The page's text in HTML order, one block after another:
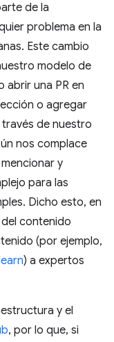
de la
problema en la
Este cambio
modelo de
abrir una PR en
o agregar
de nuestro
nos complace
y
para las
Dicho esto, en
contenido
(por ejemplo,
) a expertos
y el
, por lo que, si